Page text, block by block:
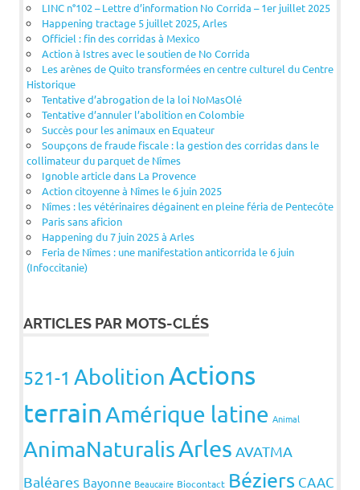
LINC n°102 – Lettre d’information No Corrida – 1er juillet 2025
Happening tractage 5 juillet 2025, Arles
Officiel : fin des corridas à Mexico
Action à Istres avec le soutien de No Corrida
Les arènes de Quito transformées en centre culturel du Centre
Historique
Tentative d’abrogation de la loi NoMasOlé
Tentative d’annuler l’abolition en Colombie
Succès pour les animaux en Equateur
Soupçons de fraude fiscale : la gestion des corridas dans le
collimateur du parquet de Nîmes
Ignoble article dans La Provence
Action citoyenne à Nîmes le 6 juin 2025
Nîmes : les vétérinaires dégainent en pleine féria de Pentecôte
Paris sans aficion
Happening du 7 juin 2025 à Arles
Feria de Nîmes : une manifestation anticorrida le 6 juin
(Infoccitanie)
ARTICLES PAR MOTS-CLÉS
521-1 AbolitionActions
terrainAmérique latine Animal
AnimaNaturalisArles AVATMA
Baléares Bayonne Beaucaire Biocontact Béziers CAAC